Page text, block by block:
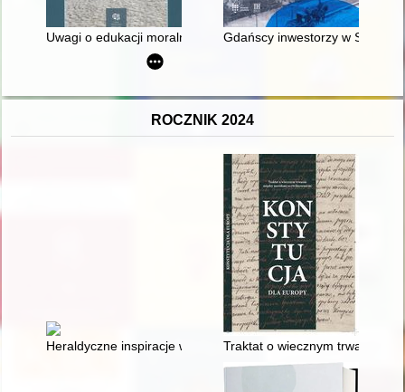
Uwagi o edukacji moralnej synów szlacheckich w XVI-
Gdańscy inwestorzy w
ROCZNIK 2024
Heraldyczne inspiracje w oratorstwie sejmikowym
Traktat o wiecznym trwaniu